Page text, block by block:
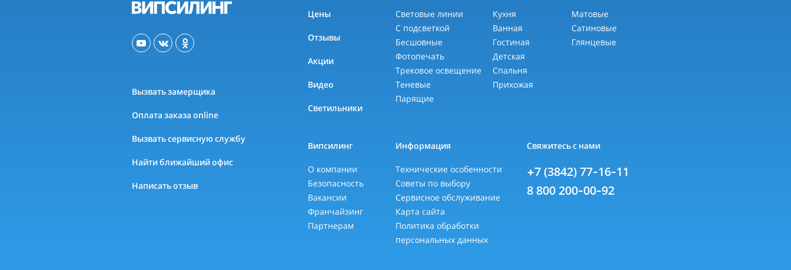
Вызвать замерщика
Оплата заказа online
Вызвать сервисную службу
Найти ближайший офис
Написать отзыв
Цены
Отзывы
Акции
Видео
Светильники
Световые линии
С подсветкой
Бесшовные
Фотопечать
Трековое освещение
Теневые
Парящие
Кухня
Ванная
Гостиная
Детская
Спальня
Прихожая
Матовые
Сатиновые
Глянцевые
Випсилинг
О компании
Безопасность
Вакансии
Франчайзинг
Партнерам
Информация
Технические особенности
Советы по выбору
Сервисное обслуживание
Карта сайта
Политика обработки
персональных данных
Свяжитесь с нами
+7 (3842) 77-16-11
8 800 200-00-92